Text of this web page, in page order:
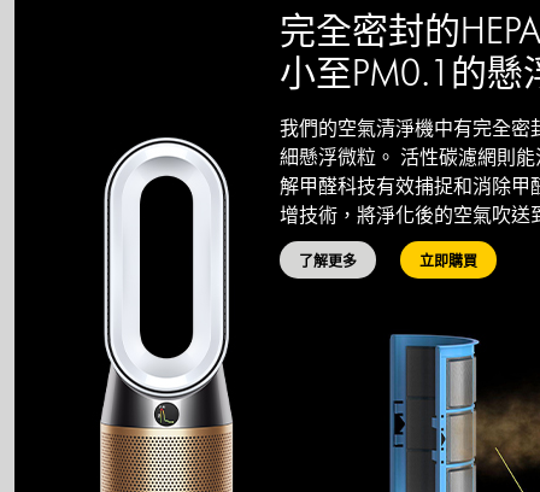
完全密封的
小至PM0.1的懸
我們的空氣清淨機中有完全密
細懸浮微粒。 活性碳濾網則能
解甲醛科技有效捕捉和消除甲
增技術，將淨化後的空氣吹送
立即購買
了解更多